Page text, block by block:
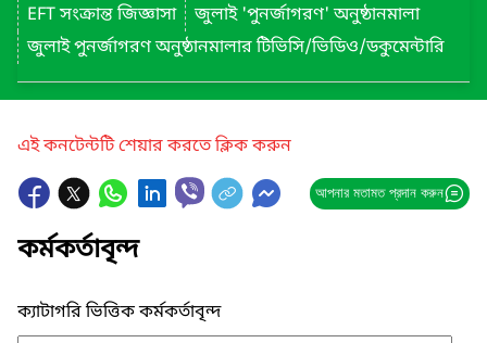
EFT সংক্রান্ত জিজ্ঞাসা
জুলাই 'পুনর্জাগরণ' অনুষ্ঠানমালা
জুলাই পুনর্জাগরণ অনুষ্ঠানমালার টিভিসি/ভিডিও/ডকুমেন্টারি
এই কনটেন্টটি শেয়ার করতে ক্লিক করুন
আপনার মতামত প্রদান করুন
কর্মকর্তাবৃন্দ
ক্যাটাগরি ভিত্তিক কর্মকর্তাবৃন্দ